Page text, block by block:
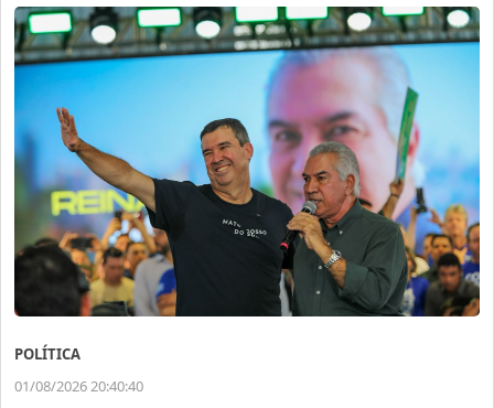
POLÍTICA
01/08/2026 20:40:40